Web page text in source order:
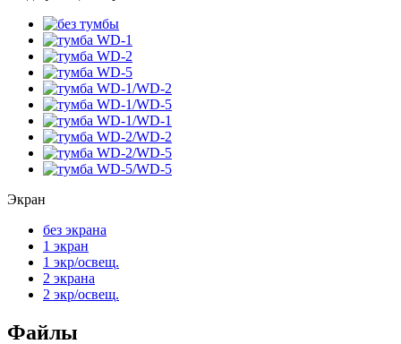
Экран
без экрана
1 экран
1 экр/освещ.
2 экрана
2 экр/освещ.
Файлы